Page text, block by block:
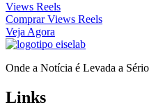
Views Reels
Comprar Views Reels
Veja Agora
Onde a Notícia é Levada a Sério
Links